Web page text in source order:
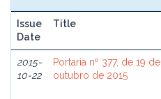
Issue
Date
Title
2015-
10-22
Portaria nº 377, de 19 de
outubro de 2015